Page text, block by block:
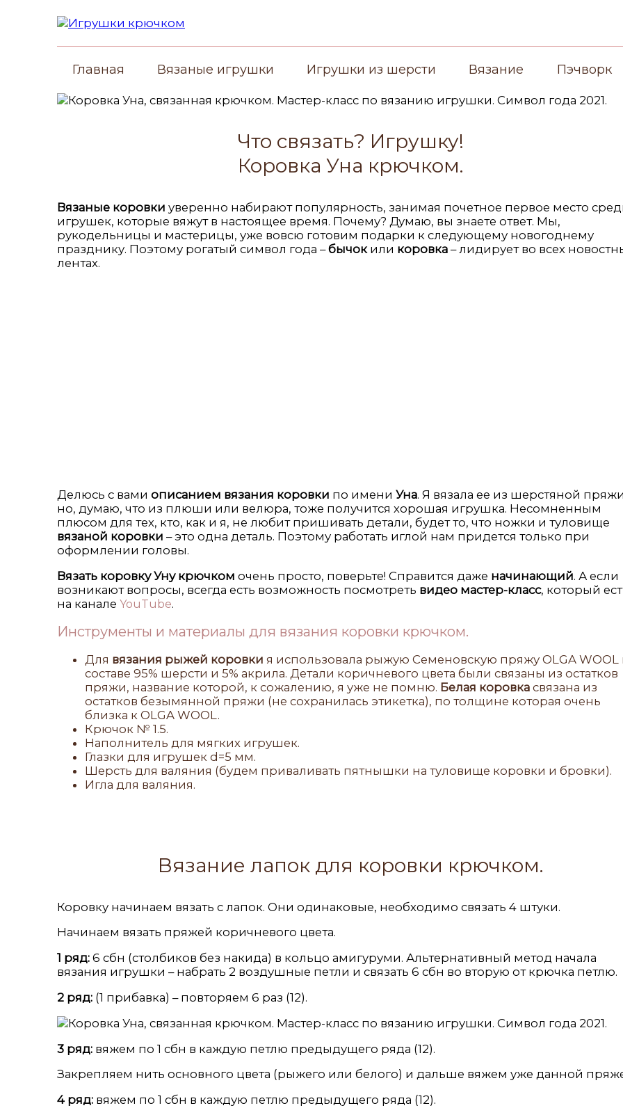
Главная Вязаные игрушки Игрушки из шерсти Вязание Пэчворк
Что связать? Игрушку!
Коровка Уна крючком.
Вязаные коровки уверенно набирают популярность, занимая почетное первое место
игрушек, которые вяжут в настоящее время. Почему? Думаю, вы знаете ответ. Мы,
рукодельницы и мастерицы, уже вовсю готовим подарки к следующему новогоднему
празднику. Поэтому рогатый символ года –бычок или коровка – лидирует во всех
лентах.
Делюсь с вами описанием вязания коровки по имени Уна. Я вязала ее из шерстяной
но, думаю, что из плюши или велюра, тоже получится хорошая игрушка. Несомненным
плюсом для тех, кто, как и я, не любит пришивать детали, будет то, что ножки и туловище
вязаной коровки – это одна деталь. Поэтому работать иглой нам придется только при
оформлении головы.
Вязать коровку Уну крючком очень просто, поверьте! Справится даже начинающий. А если
возникают вопросы, всегда есть возможность посмотреть видео мастер-класс, который
на канале YouTube.
Инструменты и материалы для вязания коровки крючком.
Для вязания рыжей коровки я использовала рыжую Семеновскую пряжу OLGA WOOL
составе 95% шерсти и 5% акрила. Детали коричневого цвета были связаны из остатков
пряжи, название которой, к сожалению, я уже не помню. Белая коровка связана из
остатков безымянной пряжи (не сохранилась этикетка), по толщине которая очень
близка к OLGA WOOL.
Крючок № 1.5.
Наполнитель для мягких игрушек.
Глазки для игрушек d=5 мм.
Шерсть для валяния (будем приваливать пятнышки на туловище коровки и бровки).
Игла для валяния.
Вязание лапок для коровки крючком.
Коровку начинаем вязать с лапок. Они одинаковые, необходимо связать 4 штуки.
Начинаем вязать пряжей коричневого цвета.
1 ряд: 6 сбн (столбиков без накида) в кольцо амигуруми. Альтернативный метод начала
вязания игрушки – набрать 2 воздушные петли и связать 6 сбн во вторую от крючка петлю.
2 ряд: (1 прибавка) – повторяем 6 раз (12).
3 ряд: вяжем по 1 сбн в каждую петлю предыдущего ряда (12).
Закрепляем нить основного цвета (рыжего или белого) и дальше вяжем уже данной
4 ряд: вяжем по 1 сбн в каждую петлю предыдущего ряда (12).